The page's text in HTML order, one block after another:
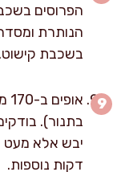
הפרוסים
הנותרת
בשכבת קישוט.
בתנור).
דקות נוספות.